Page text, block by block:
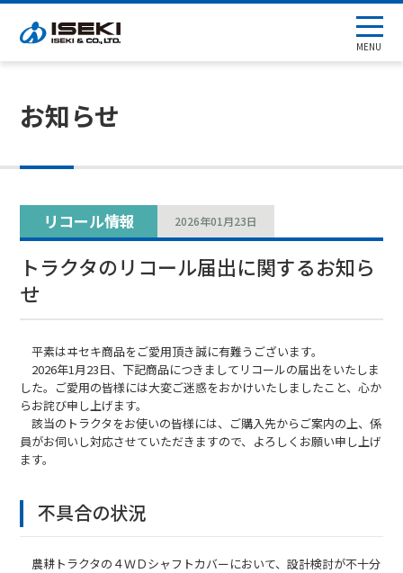
MENU
お知らせ
リコール情報 2026年01月23日
トラクタのリコール届出に関するお知ら
せ
平素はヰセキ商品をご愛用頂き誠に有難うございます。
2026年1月23日、下記商品につきましてリコールの届出をいたしま
した。ご愛用の皆様には大変ご迷惑をおかけいたしましたこと、心か
らお詫び申し上げます。
該当のトラクタをお使いの皆様には、ご購入先からご案内の上、係
員がお伺いし対応させていただきますので、よろしくお願い申し上げ
ます。
不具合の状況
農耕トラクタの４ＷＤシャフトカバーにおいて、設計検討が不十分